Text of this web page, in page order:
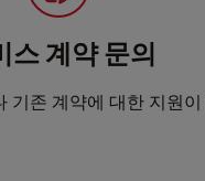
스 계약 문의
기존 계약에 대한 지원